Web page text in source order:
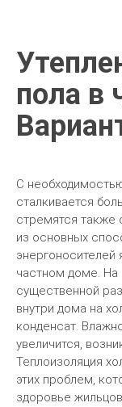
пола в
С
сталкивается
стремятся также
из основных
энергоносителей
частном доме. На
существенной
внутри дома на
конденсат.
увеличится,
Теплоизоляция
этих проблем,
здоровье